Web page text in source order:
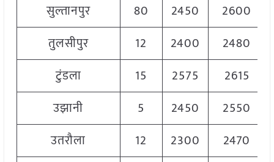
सुल्तानपुर
80 2450 2600
तुलसीपुर
12 2400 2480
टुंडला
15 2575 2615
उझानी
5 2450 2550
उतरौला
12 2300 2470